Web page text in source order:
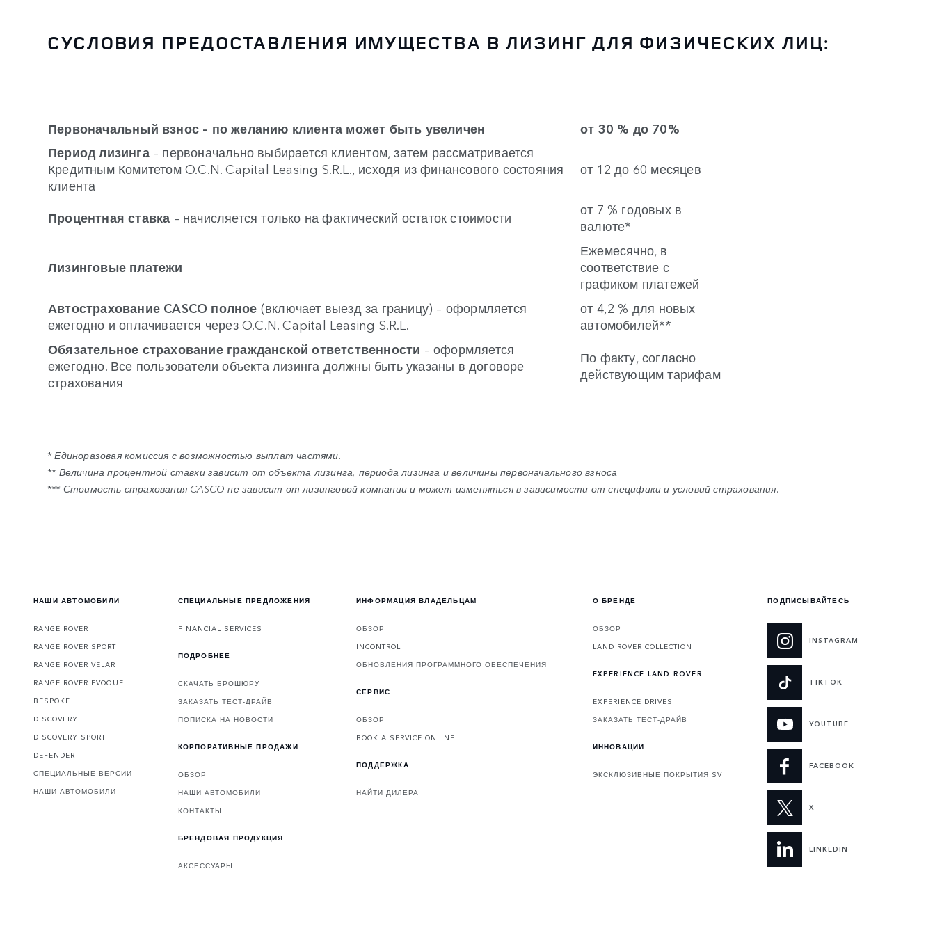
CУСЛОВИЯ ПРЕДОСТАВЛЕНИЯ ИМУЩЕСТВА В ЛИЗИНГ ДЛЯ ФИЗИЧЕСКИХ ЛИЦ:
Первоначальный взнос – по желанию клиента может быть увеличен
от 30 % до 70%
Период лизинга – первоначально выбирается клиентом, затем рассматривается
Кредитным Комитетом O.C.N. Capital Leasing S.R.L., исходя из финансового состояния
клиента
от 12 до 60 месяцев
Процентная ставка – начисляется только на фактический остаток стоимости
от 7 % годовых в
валюте*
Лизинговые платежи
Ежемесячно, в
соответствие с
графиком платежей
Автострахование CASCO полное (включает выезд за границу) – оформляется
ежегодно и оплачивается через O.C.N. Capital Leasing S.R.L.
от 4,2 % для новых
автомобилей**
Обязательное страхование гражданской ответственности – оформляется
ежегодно. Все пользователи объекта лизинга должны быть указаны в договоре
страхования
По факту, согласно
действующим тарифам
* Единоразовая комиссия с возможностью выплат частями.
** Величина процентной ставки зависит от объекта лизинга, периода лизинга и величины первоначального взноса.
*** Стоимость страхования CASCO не зависит от лизинговой компании и может изменяться в зависимости от специфики и условий страхования.
НАШИ АВТОМОБИЛИ
RANGE ROVER
RANGE ROVER SPORT
RANGE ROVER VELAR
RANGE ROVER EVOQUE
BESPOKE
DISCOVERY
DISCOVERY SPORT
DEFENDER
СПЕЦИАЛЬНЫЕ ВЕРСИИ
НАШИ АВТОМОБИЛИ
СПЕЦИАЛЬНЫЕ ПРЕДЛОЖЕНИЯ
FINANCIAL SERVICES
ПОДРОБНЕЕ
СКАЧАТЬ БРОШЮРУ
ЗАКАЗАТЬ ТЕСТ-ДРАЙВ
ПОПИСКА НА НОВОСТИ
КОРПОРАТИВНЫЕ ПРОДАЖИ
ОБЗОР
НАШИ АВТОМОБИЛИ
КОНТАКТЫ
БРЕНДОВАЯ ПРОДУКЦИЯ
АКСЕССУАРЫ
ИНФОРМАЦИЯ ВЛАДЕЛЬЦАМ
ОБЗОР
INCONTROL
ОБНОВЛЕНИЯ ПРОГРАММНОГО ОБЕСПЕЧЕНИЯ
СЕРВИС
ОБЗОР
BOOK A SERVICE ONLINE
ПОДДЕРЖКА
НАЙТИ ДИЛЕРА
О БРЕНДЕ
ОБЗОР
LAND ROVER COLLECTION
EXPERIENCE LAND ROVER
EXPERIENCE DRIVES
ЗАКАЗАТЬ ТЕСТ-ДРАЙВ
ИННОВАЦИИ
ЭКСКЛЮЗИВНЫЕ ПОКРЫТИЯ SV
ПОДПИСЫВАЙТЕСЬ
INSTAGRAM
TIKTOK
YOUTUBE
FACEBOOK
X
LINKEDIN